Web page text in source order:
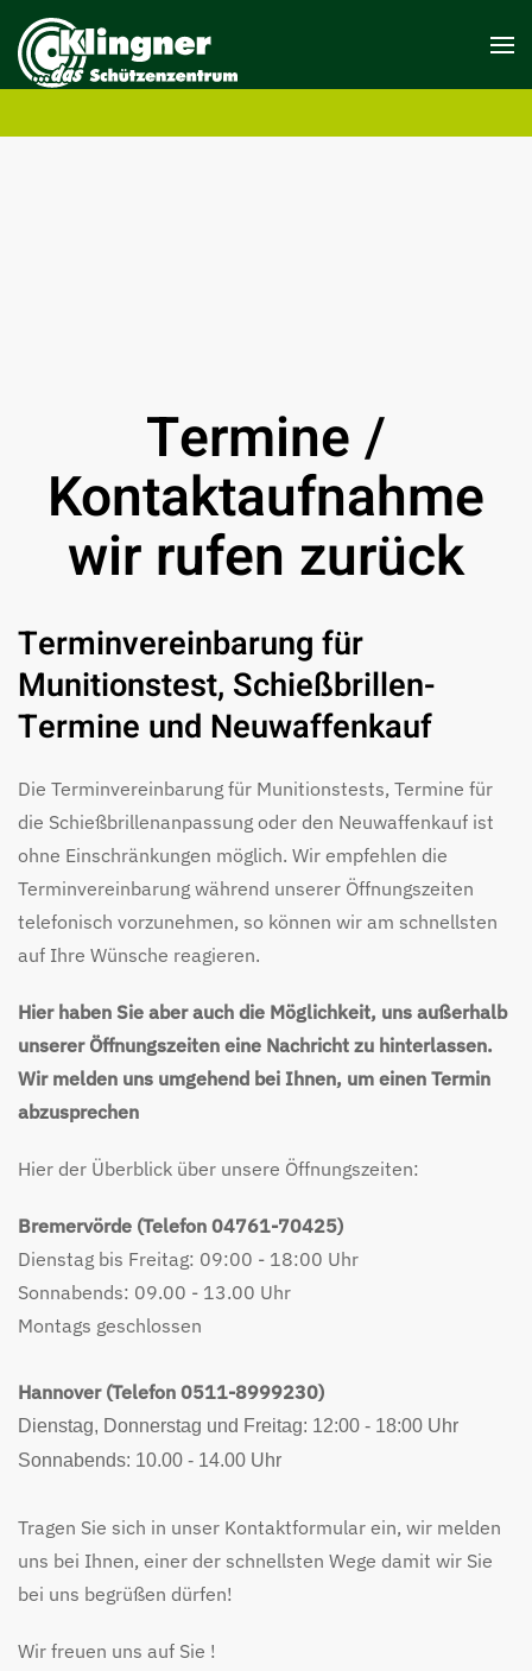
Termine /
Kontaktaufnahme
wir rufen zurück
Terminvereinbarung für
Munitionstest, Schießbrillen-
Termine und Neuwaffenkauf
Die Terminvereinbarung für Munitionstests, Termine für
die Schießbrillenanpassung oder den Neuwaffenkauf ist
ohne Einschränkungen möglich. Wir empfehlen die
Terminvereinbarung während unserer Öffnungszeiten
telefonisch vorzunehmen, so können wir am schnellsten
auf Ihre Wünsche reagieren.
Hier haben Sie aber auch die Möglichkeit, uns außerhalb
unserer Öffnungszeiten eine Nachricht zu hinterlassen.
Wir melden uns umgehend bei Ihnen, um einen Termin
abzusprechen
Hier der Überblick über unsere Öffnungszeiten:
Bremervörde (Telefon 04761-70425)
Dienstag bis Freitag: 09:00 - 18:00 Uhr
Sonnabends: 09.00 - 13.00 Uhr
Montags geschlossen
Hannover (Telefon 0511-8999230)
Dienstag, Donnerstag und Freitag: 12:00 - 18:00 Uhr
Sonnabends: 10.00 - 14.00 Uhr
Tragen Sie sich in unser Kontaktformular ein, wir melden
uns bei Ihnen, einer der schnellsten Wege damit wir Sie
bei uns begrüßen dürfen!
Wir freuen uns auf Sie !